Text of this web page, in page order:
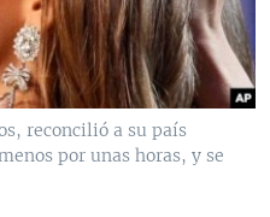
reconcilió a su país
por unas horas, y se